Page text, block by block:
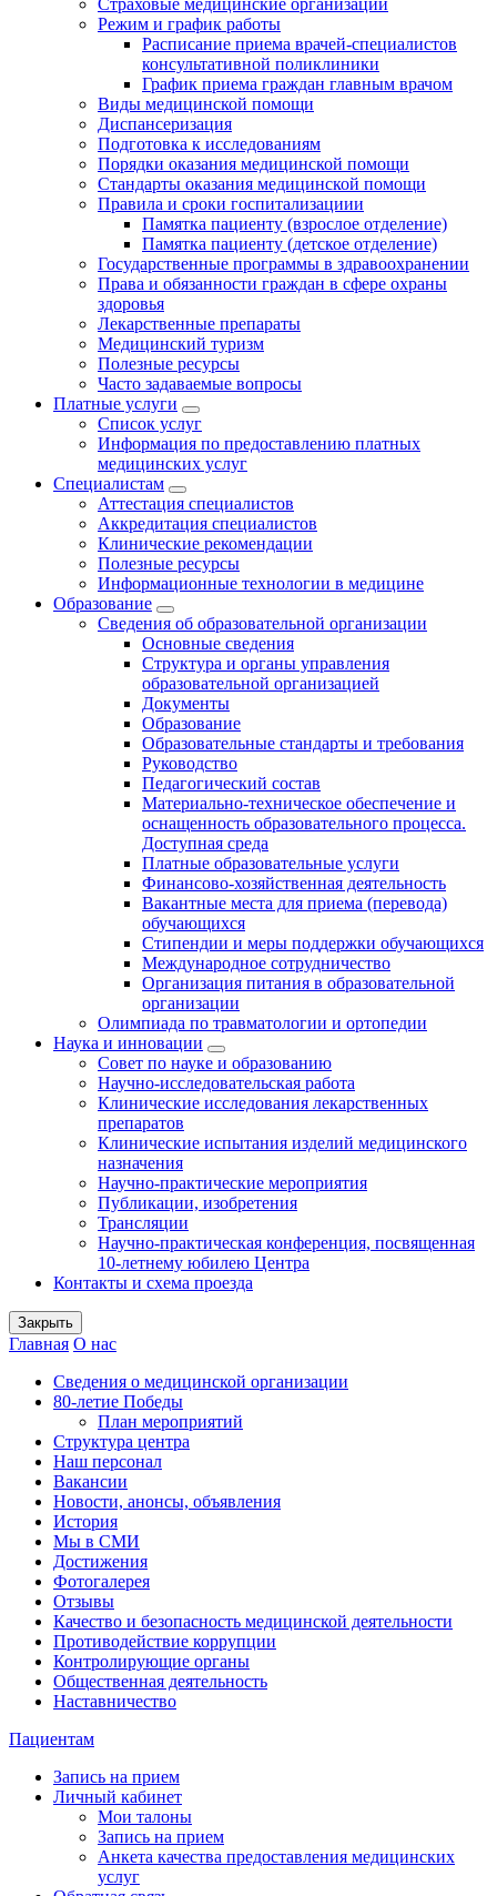
Страховые медицинские организации
Режим и график работы
Расписание приема врачей-специалистов
консультативной поликлиники
График приема граждан главным врачом
Виды медицинской помощи
Диспансеризация
Подготовка к исследованиям
Порядки оказания медицинской помощи
Стандарты оказания медицинской помощи
Правила и сроки госпитализациии
Памятка пациенту (взрослое отделение)
Памятка пациенту (детское отделение)
Государственные программы в здравоохранении
Права и обязанности граждан в сфере охраны
здоровья
Лекарственные препараты
Медицинский туризм
Полезные ресурсы
Часто задаваемые вопросы
Платные услуги
Список услуг
Информация по предоставлению платных
медицинских услуг
Специалистам
Аттестация специалистов
Аккредитация специалистов
Клинические рекомендации
Полезные ресурсы
Информационные технологии в медицине
Образование
Сведения об образовательной организации
Основные сведения
Структура и органы управления
образовательной организацией
Документы
Образование
Образовательные стандарты и требования
Руководство
Педагогический состав
Материально-техническое обеспечение и
оснащенность образовательного процесса.
Доступная среда
Платные образовательные услуги
Финансово-хозяйственная деятельность
Вакантные места для приема (перевода)
обучающихся
Стипендии и меры поддержки обучающихся
Международное сотрудничество
Организация питания в образовательной
организации
Олимпиада по травматологии и ортопедии
Наука и инновации
Совет по науке и образованию
Научно-исследовательская работа
Клинические исследования лекарственных
препаратов
Клинические испытания изделий медицинского
назначения
Научно-практические мероприятия
Публикации, изобретения
Трансляции
Научно-практическая конференция, посвященная
10-летнему юбилею Центра
Контакты и схема проезда
Закрыть
Главная О нас
Сведения о медицинской организации
80-летие Победы
План мероприятий
Структура центра
Наш персонал
Вакансии
Новости, анонсы, объявления
История
Мы в СМИ
Достижения
Фотогалерея
Отзывы
Качество и безопасность медицинской деятельности
Противодействие коррупции
Контролирующие органы
Общественная деятельность
Наставничество
Пациентам
Запись на прием
Личный кабинет
Мои талоны
Запись на прием
Анкета качества предоставления медицинских
услуг